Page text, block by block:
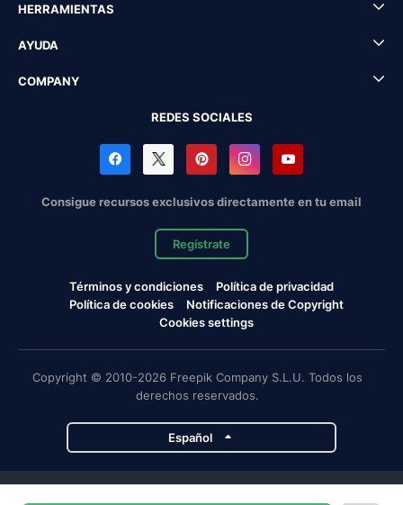
HERRAMIENTAS
AYUDA
COMPANY
REDES SOCIALES
Consigue recursos exclusivos directamente en tu email
Regístrate
Términos y condiciones
Política de privacidad
Política de cookies
Notificaciones de Copyright
Cookies settings
Copyright © 2010-2026 Freepik Company S.L.U. Todos los
derechos reservados.
Español